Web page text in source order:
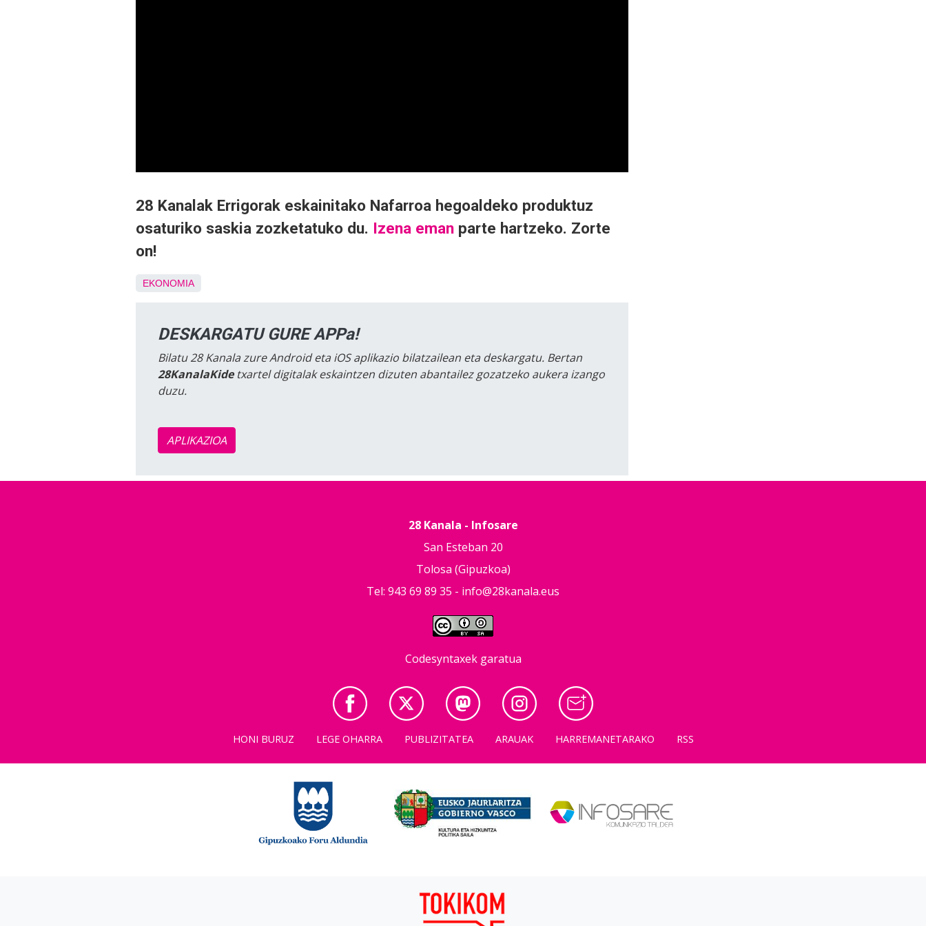
28 Kanalak Errigorak eskainitako Nafarroa hegoaldeko produktuz
osaturiko saskia zozketatuko du. Izena eman parte hartzeko. Zorte
on!
EKONOMIA
DESKARGATU GURE APPa!
Bilatu 28 Kanala zure Android eta iOS aplikazio bilatzailean eta deskargatu. Bertan
28KanalaKidetxartel digitalak eskaintzen dizuten abantailez gozatzeko aukera izango
duzu.
APLIKAZIOA
28 Kanala - Infosare
San Esteban 20
Tolosa (Gipuzkoa)
Tel: 943 69 89 35 - info@28kanala.eus
Codesyntaxek garatua
HONI BURUZ LEGE OHARRA PUBLIZITATEA ARAUAK HARREMANETARAKO RSS